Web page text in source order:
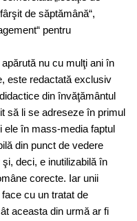
de săptămână“,
pentru
nu cu mulţi ani în
este redactată exclusiv
din învăţământul
să li se adreseze în primul
ele în mass-media faptul
din punct de vedere
deci, e inutilizabilă în
corecte. Iar unii
cu un tratat de
aceasta din urmă ar fi